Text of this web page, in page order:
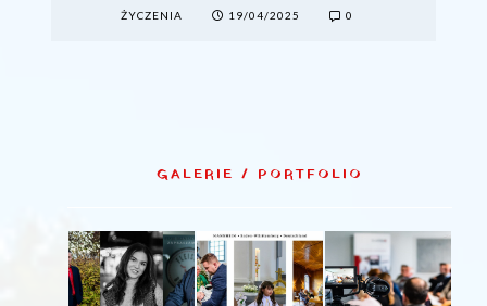
ŻYCZENIA
19/04/2025 0
GALERIE / PORTFOLIO